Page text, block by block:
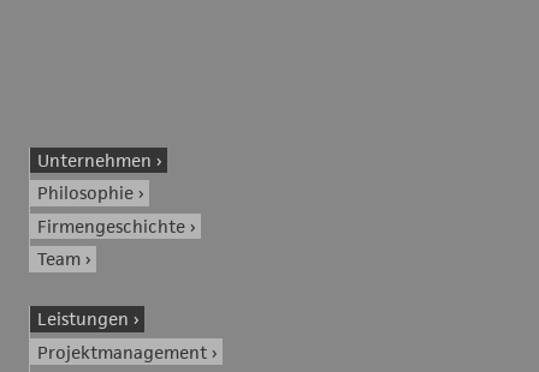
Unternehmen
Philosophie
Firmengeschichte
Team
Leistungen
Projektmanagement